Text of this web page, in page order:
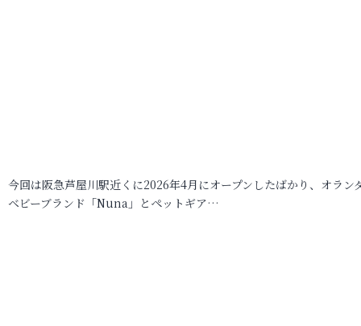
今回は阪急芦屋川駅近くに2026年4月にオープンしたばかり、オラン
ベビーブランド「Nuna」とペットギア…